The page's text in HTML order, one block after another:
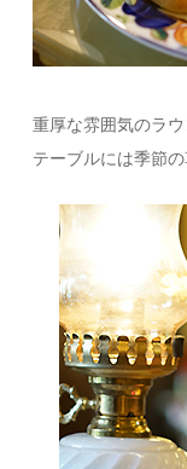
重厚な雰囲気のラウ
テーブルには季節